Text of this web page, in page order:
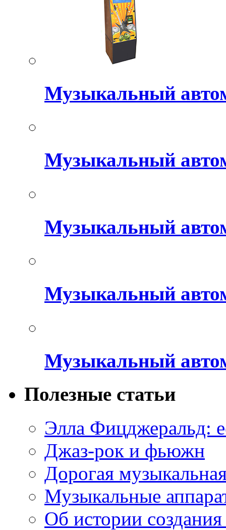
Музыкальный
Музыкальный
Музыкальный
Музыкальный
Музыкальный
Полезные статьи
Элла Фицджеральд:
Джаз-рок и фьюжн
Дорогая
Музыкальные
Об истории